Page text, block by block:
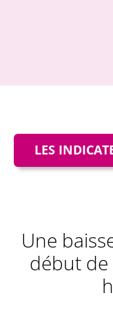
LES
Une
début de